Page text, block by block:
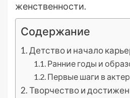
женственности.
Содержание
Детство и начало
Ранние годы и
Первые шаги в
Творчество и